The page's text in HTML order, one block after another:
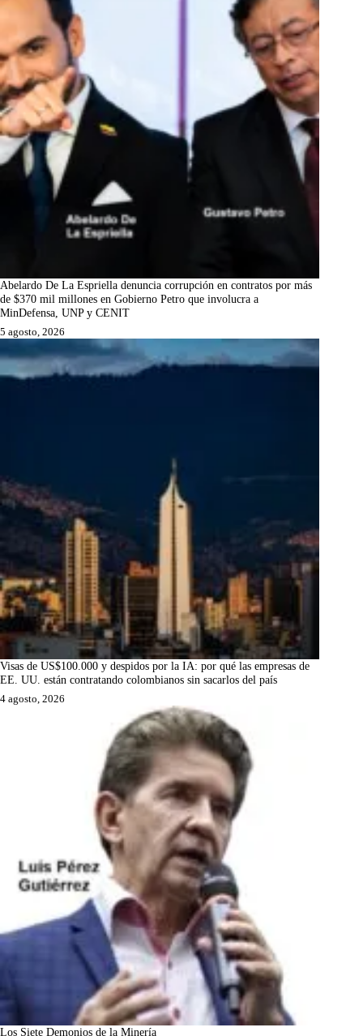
Abelardo De La Espriella denuncia corrupción en contratos por más
de $370 mil millones en Gobierno Petro que involucra a
MinDefensa, UNP y CENIT
5 agosto, 2026
Visas de US$100.000 y despidos por la IA: por qué las empresas de
EE. UU. están contratando colombianos sin sacarlos del país
4 agosto, 2026
Los Siete Demonios de la Minería